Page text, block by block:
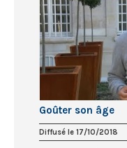
Goûter son âge
Diffusé le 17/10/2018